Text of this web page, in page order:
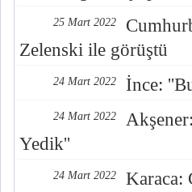
25 Mart 2022
Zelenski ile görüştü
24 Mart 2022 İnce:
24 Mart 2022
Yedik''
24 Mart 2022
Karaca: